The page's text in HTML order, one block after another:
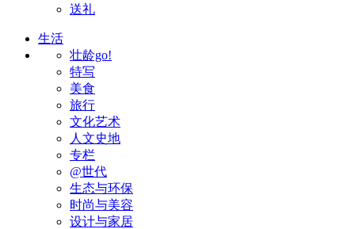
送礼
生活
壮龄go!
特写
美食
旅行
文化艺术
人文史地
专栏
@世代
生态与环保
时尚与美容
设计与家居